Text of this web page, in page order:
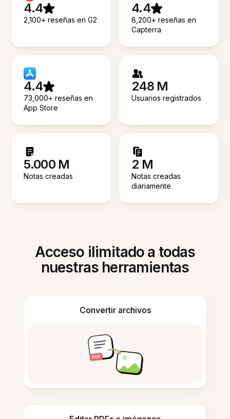
4.4
2,100+ reseñas en G2
4.4
8,200+ reseñas en
Capterra
4.4
73,000+ reseñas en
App Store
248 M
Usuarios registrados
5.000 M
Notas creadas
2 M
Notas creadas
diariamente
Acceso ilimitado a todas
nuestras herramientas
Convertir archivos